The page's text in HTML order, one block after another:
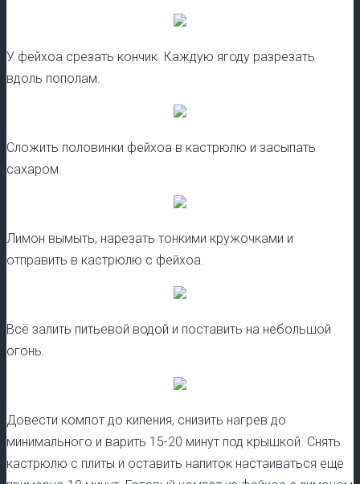
У фейхоа срезать кончик. Каждую ягоду разрезать
вдоль пополам.
Сложить половинки фейхоа в кастрюлю и засыпать
сахаром.
Лимон вымыть, нарезать тонкими кружочками и
отправить в кастрюлю с фейхоа.
Всё залить питьевой водой и поставить на небольшой
огонь.
Довести компот до кипения, снизить нагрев до
минимального и варить 15-20 минут под крышкой. Снять
кастрюлю с плиты и оставить напиток настаиваться еще